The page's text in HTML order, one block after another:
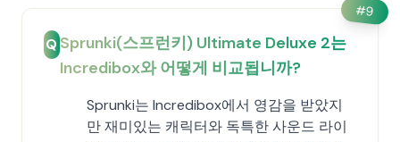
#9
QSprunki(스프런키) Ultimate Deluxe 2는
Incredibox와 어떻게 비교됩니까?
Sprunki는 Incredibox에서 영감을 받았지
만 재미있는 캐릭터와 독특한 사운드 라이